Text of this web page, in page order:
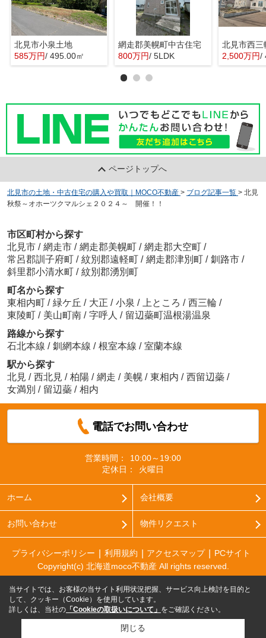
北見市小泉土地
585万円/ 495.00㎡
網走郡美幌町中古住宅
800万円/ 5LDK
北見市西三
2,500万円/
ページトップへ
北見市の土地・中古住宅の購入や買取｜MOCO不動産 > ブログ記事一覧 > 北見
秋祭～オホーツクマルシェ２０２４～ 開催！！
市区町村から探す
北見市 / 網走市 / 網走郡美幌町 / 網走郡大空町 /
常呂郡訓子府町 / 紋別郡遠軽町 / 網走郡津別町 / 釧路市 /
斜里郡小清水町 / 紋別郡湧別町
町名から探す
東相内町 / 緑ケ丘 / 大正 / 小泉 / 上ところ / 西三輪 /
東陵町 / 美山町南 / 字呼人 / 留辺蘂町温根湯温泉
路線から探す
石北本線 / 釧網本線 / 根室本線 / 室蘭本線
駅から探す
北見 / 西北見 / 柏陽 / 網走 / 美幌 / 東相内 / 西留辺蘂 /
女満別 / 留辺蘂 / 相内
電話でお問い合わせ
営業時間：
10:00～19:00
定休日：
火曜日
ホーム 会社概要
お問い合わせ 物件リクエスト
プライバシーポリシー 利用規約 アクセスマップ
PCサイト
Copyright(c) 北海道moco不動産 All rights reserved.
当サイトでは、お客様の当サイト利用状況把握、サービス向上検討を目的と
して、クッキー（Cookie）を使用しています。
詳しくは、当社の 「Cookieの取扱いについて」 をご確認ください。
閉じる